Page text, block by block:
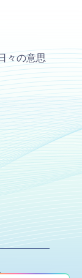
々の意思